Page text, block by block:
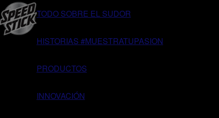
TODO SOBRE EL SUDOR
HISTORIAS #MUESTRATUPASION
PRODUCTOS
INNOVACIÓN